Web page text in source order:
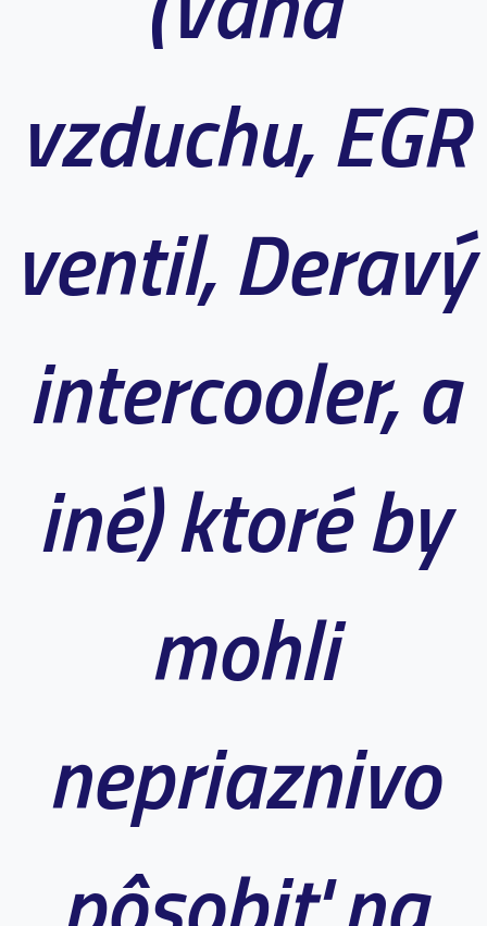
vzduchu, EGR
ventil, Deravý
intercooler, a
iné) ktoré by
mohli
nepriaznivo